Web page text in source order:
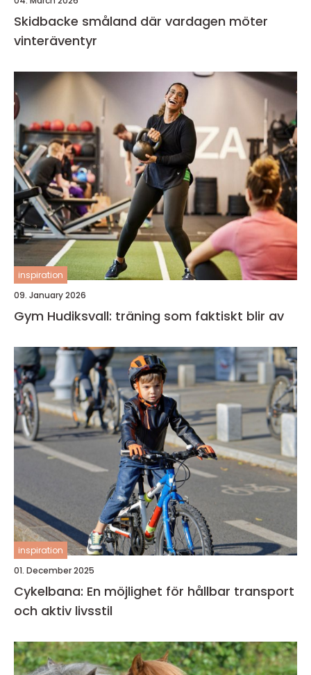
Skidbacke småland där vardagen möter
vinteräventyr
inspiration
09. January 2026
Gym Hudiksvall: träning som faktiskt blir av
inspiration
01. December 2025
Cykelbana: En möjlighet för hållbar transport
och aktiv livsstil